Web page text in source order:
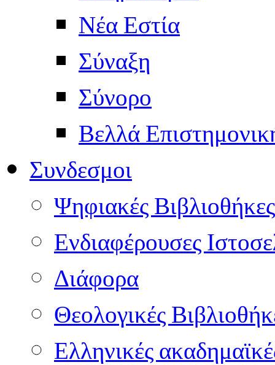
Νέα Εστία
Σύναξη
Σύνορο
Βελλά
Συνδεσμοι
Ψηφιακές Βιβλιοθήκες
Ενδιαφέρουσες
Διάφορα
Θεολογικές
Ελληνικές